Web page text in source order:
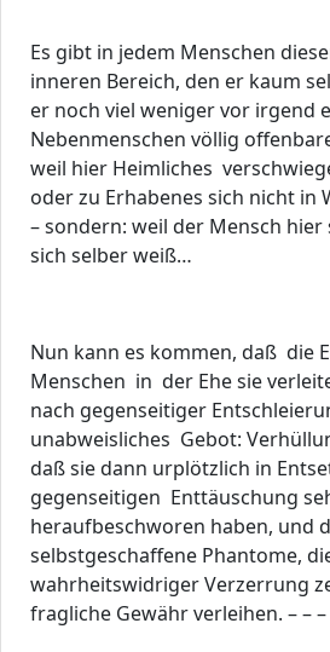
Es gibt in jedem Menschen
inneren Bereich, den er kaum
er noch viel weniger vor irgend
Nebenmenschen völlig
weil hier Heimliches
oder zu Erhabenes sich nicht in
– sondern: weil der Mensch
sich selber weiß…
Nun kann es kommen, daß die
Menschen in der Ehe sie
nach gegenseitiger
unabweisliches Gebot:
daß sie dann urplötzlich in
gegenseitigen Enttäuschung
heraufbeschworen haben, und
selbstgeschaffene Phantome,
wahrheitswidriger Verzerrung
fragliche Gewähr verleihen. – – –